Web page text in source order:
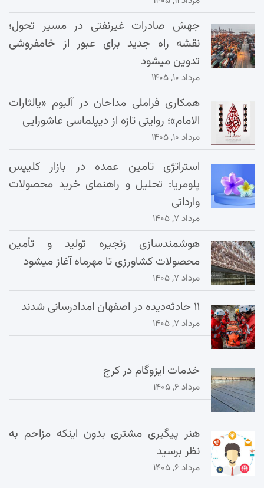
جهش صادرات غیرنفتی در مسیر تحول؛
نقشه راه جدید برای عبور از خامفروشی
تدوین میشود
مرداد ۱۰, ۱۴۰۵
همکاری فراملی مداحان در آلبوم «یالثارات
الامام»؛ روایتی تازه از دیپلماسی عاشورایی
مرداد ۱۰, ۱۴۰۵
استراتژی تامین عمده در بازار کلیپس
پلومریا: تحلیل و راهنمای خرید محصولات
وارداتی
مرداد ۷, ۱۴۰۵
هوشمندسازی زنجیره تولید و تأمین
محصولات کشاورزی تا مهرماه آغاز میشود
مرداد ۷, ۱۴۰۵
۱۱ حادثه‌دیده در اصفهان امدادرسانی شدند
مرداد ۷, ۱۴۰۵
خدمات ایزوگام در کرج
مرداد ۶, ۱۴۰۵
هنر پیگیری مشتری بدون اینکه مزاحم به
نظر برسید
مرداد ۶, ۱۴۰۵